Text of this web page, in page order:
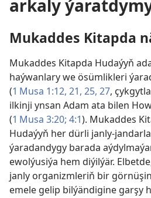
arkaly
Mukaddes Kitapda
Mukaddes Kitapda Hudaýyň
haýwanlary we ösümlikleri
(1 Musa 1:12, 21, 25, 27,
ilkinji ynsan Adam ata bilen
(1 Musa 3:20; 4:1). Mukaddes
Hudaýyň her dürli janly-
ýaradandygy barada
ewolýusiýa hem diýilýär.
janly organizmleriň bir
emele gelip bilýändigine garşy